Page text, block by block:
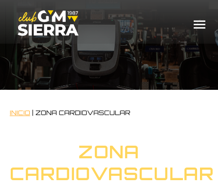
INICIO ZONA CARDIOVASCULAR
ZONA
CARDIOVASCULAR